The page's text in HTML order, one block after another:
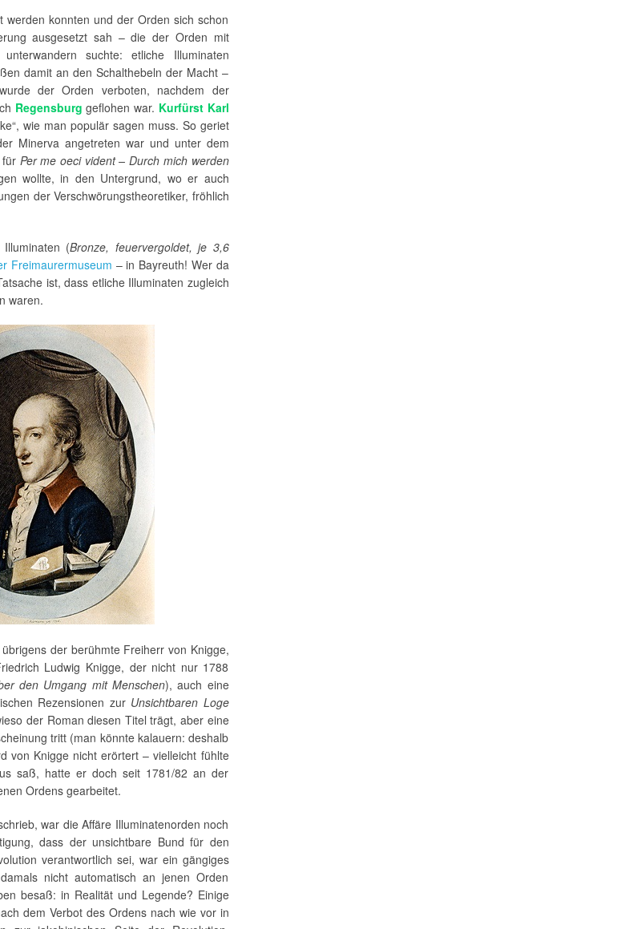
werden konnten und der Orden sich schon
ausgesetzt sah – die der Orden mit
suchte: etliche Illuminaten
damit an den Schalthebeln der Macht –
der Orden verboten, nachdem der
Regensburg geflohen war. Kurfürst Karl
wie man populär sagen muss. So geriet
Minerva angetreten war und unter dem
für Per me oeci vident – Durch mich werden
wollte, in den Untergrund, wo er auch
der Verschwörungstheoretiker, fröhlich
Illuminaten (Bronze, feuervergoldet, je 3,6
Freimaurermuseum – in Bayreuth! Wer da
ist, dass etliche Illuminaten zugleich
waren.
der berühmte Freiherr von Knigge,
Ludwig Knigge, der nicht nur 1788
den Umgang mit Menschen), auch eine
Rezensionen zur Unsichtbaren Loge
der Roman diesen Titel trägt, aber eine
tritt (man könnte kalauern: deshalb
von Knigge nicht erörtert – vielleicht fühlte
saß, hatte er doch seit 1781/82 an der
Ordens gearbeitet.
war die Affäre Illuminatenorden noch
dass der unsichtbare Bund für den
verantwortlich sei, war ein gängiges
nicht automatisch an jenen Orden
besaß: in Realität und Legende? Einige
dem Verbot des Ordens nach wie vor in